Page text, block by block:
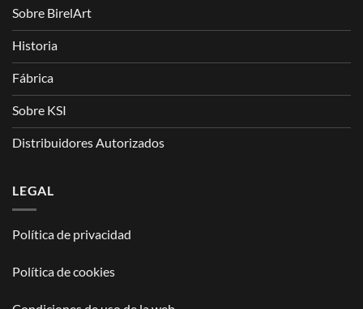
Sobre BirelArt
Historia
Fábrica
Sobre KSI
Distribuidores Autorizados
LEGAL
Política de privacidad
Política de cookies